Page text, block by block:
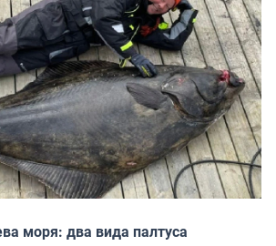
моря: два вида палтуса